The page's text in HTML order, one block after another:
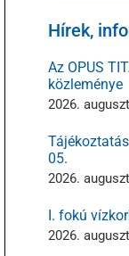
Hírek,
Az OPUS
közleménye
2026.
05.
2026.
I. fokú
2026.